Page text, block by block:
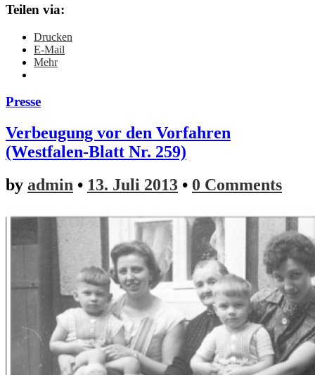
Teilen via:
Drucken
E-Mail
Mehr
Presse
Verbeugung vor den Vorfahren
(Westfalen-Blatt Nr. 259)
by admin • 13. Juli 2013 • 0 Comments